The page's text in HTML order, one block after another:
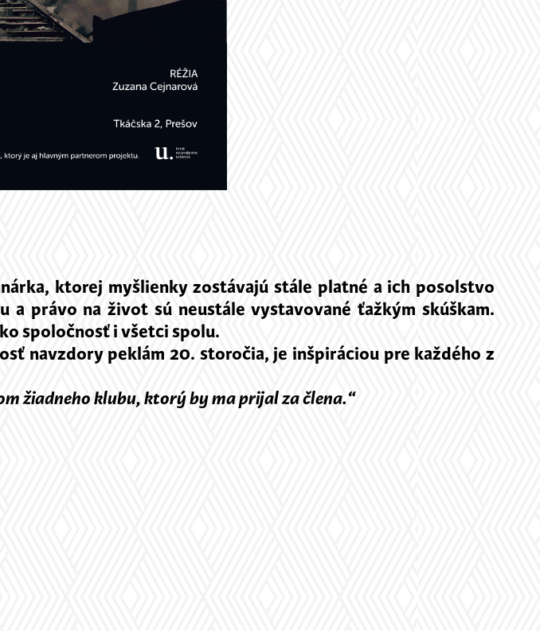
ktorej myšlienky zostávajú stále platné a ich posolstvo
právo na život sú neustále vystavované ťažkým skúškam.
spoločnosť i všetci spolu.
navzdory peklám 20. storočia, je inšpiráciou pre každého z
žiadneho klubu, ktorý by ma prijal za člena.“